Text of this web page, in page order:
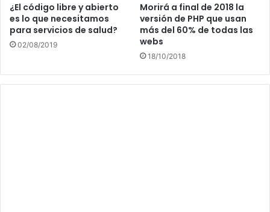
¿El código libre y abierto
es lo que necesitamos
para servicios de salud?
02/08/2019
Morirá a final de 2018 la
versión de PHP que usan
más del 60% de todas las
webs
18/10/2018